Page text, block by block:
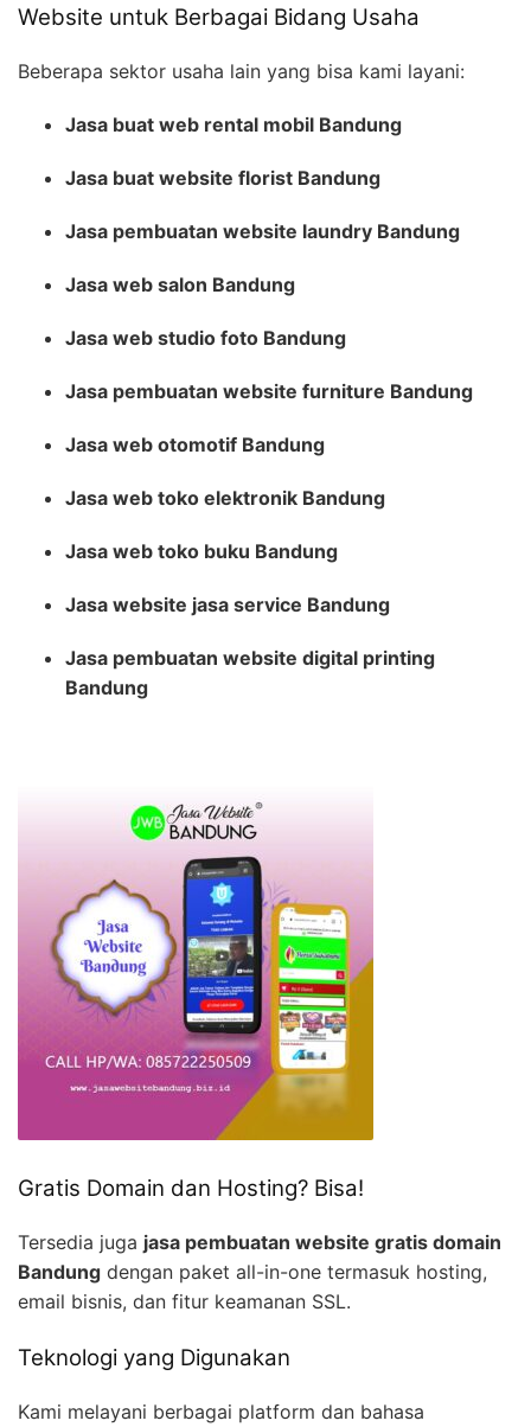
Website untuk Berbagai Bidang Usaha
Beberapa sektor usaha lain yang bisa kami layani:
Jasa buat web rental mobil Bandung
Jasa buat website florist Bandung
Jasa pembuatan website laundry Bandung
Jasa web salon Bandung
Jasa web studio foto Bandung
Jasa pembuatan website furniture Bandung
Jasa web otomotif Bandung
Jasa web toko elektronik Bandung
Jasa web toko buku Bandung
Jasa website jasa service Bandung
Jasa pembuatan website digital printing
Bandung
Gratis Domain dan Hosting? Bisa!
Tersedia juga jasa pembuatan website gratis domain
Bandung dengan paket all-in-one termasuk hosting,
email bisnis, dan fitur keamanan SSL.
Teknologi yang Digunakan
Kami melayani berbagai platform dan bahasa